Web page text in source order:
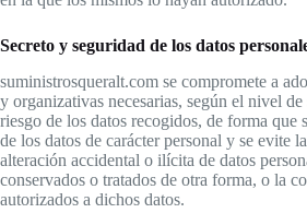
Secreto y seguridad de los datos
suministrosqueralt.com se compromete a
y organizativas necesarias, según el nivel
riesgo de los datos recogidos, de forma que
de los datos de carácter personal y se evite
alteración accidental o ilícita de datos
conservados o tratados de otra forma, o la
autorizados a dichos datos.